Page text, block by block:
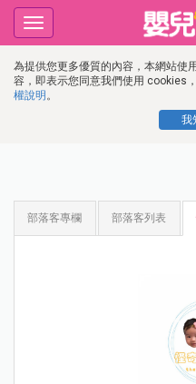
為提供您更多優質的內容，本網站使
容，即表示您同意我們使用 cookies
權說明 。
我
Toggle
navigation
部落客專欄 部落客列表